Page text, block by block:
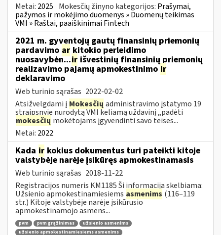
Metai: 2025 Mokesčių žinyno kategorijos: Prašymai,
pažymos ir mokėjimo duomenys » Duomenų teikimas
VMI » Raštai, paaiškinimai Fintech
2021 m. gyventojų gautų finansinių priemonių
pardavimo ar kitokio perleidimo
nuosavybėn...ir išvestinių finansinių priemonių
realizavimo pajamų apmokestinimo ir
deklaravimo
Web turinio sąrašas 2022-02-02
Atsižvelgdami į Mokesčių administravimo įstatymo 19
straipsnyje nurodytą VMI keliamą uždavinį „padėti
mokesčių mokėtojams įgyvendinti savo teises...
Metai: 2022
Kada ir kokius dokumentus turi pateikti kitoje
valstybėje narėje įsikūręs apmokestinamasis
Web turinio sąrašas 2018-11-22
Registracijos numeris KM1185 Ši informacija skelbiama:
Užsienio apmokestinamiesiems asmenims (116–119
str.) Kitoje valstybėje narėje įsikūrusio
apmokestinamojo asmens...
pvm pvm grąžinimas
užsienio asmenims
užsienio apmokestinamiesiems asmenims